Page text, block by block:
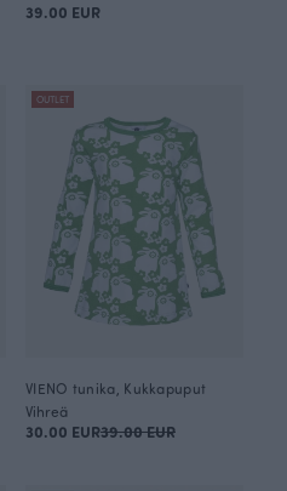
39.00 EUR
OUTLET
VIENO tunika, Kukkapuput
Vihreä
30.00 EUR39.00 EUR